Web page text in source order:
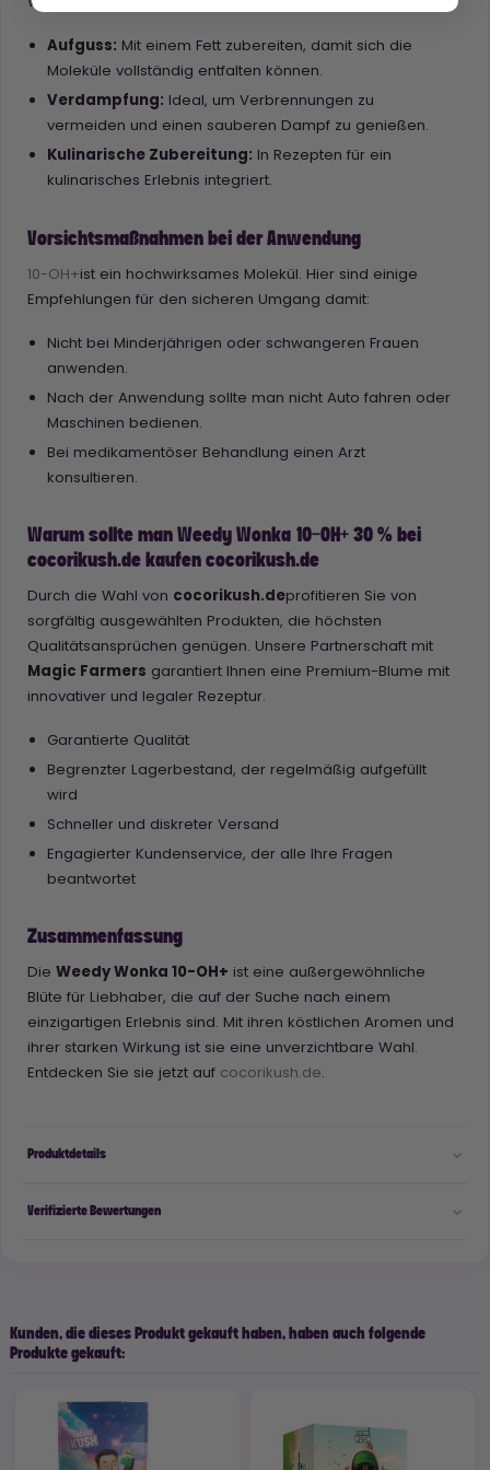
Aufguss: Mit einem Fett zubereiten, damit sich die
Moleküle vollständig entfalten können.
Verdampfung: Ideal, um Verbrennungen zu
vermeiden und einen sauberen Dampf zu genießen.
Kulinarische Zubereitung: In Rezepten für ein
kulinarisches Erlebnis integriert.
Vorsichtsmaßnahmen bei der Anwendung
10-OH+ist ein hochwirksames Molekül. Hier sind einige
Empfehlungen für den sicheren Umgang damit:
Nicht bei Minderjährigen oder schwangeren Frauen
anwenden.
Nach der Anwendung sollte man nicht Auto fahren oder
Maschinen bedienen.
Bei medikamentöser Behandlung einen Arzt
konsultieren.
Warum sollte man Weedy Wonka 10-OH+ 30 % bei
cocorikush.de kaufen cocorikush.de
Durch die Wahl von cocorikush.deprofitieren Sie von
sorgfältig ausgewählten Produkten, die höchsten
Qualitätsansprüchen genügen. Unsere Partnerschaft mit
Magic Farmers garantiert Ihnen eine Premium-Blume mit
innovativer und legaler Rezeptur.
Garantierte Qualität
Begrenzter Lagerbestand, der regelmäßig aufgefüllt
wird
Schneller und diskreter Versand
Engagierter Kundenservice, der alle Ihre Fragen
beantwortet
Zusammenfassung
Die Weedy Wonka 10-OH+ ist eine außergewöhnliche
Blüte für Liebhaber, die auf der Suche nach einem
einzigartigen Erlebnis sind. Mit ihren köstlichen Aromen und
ihrer starken Wirkung ist sie eine unverzichtbare Wahl.
Entdecken Sie sie jetzt auf cocorikush.de.
Produktdetails
Verifizierte Bewertungen
Kunden, die dieses Produkt gekauft haben, haben auch folgende
Produkte gekauft: